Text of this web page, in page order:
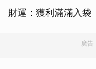
財運：獲利滿滿入袋
廣告